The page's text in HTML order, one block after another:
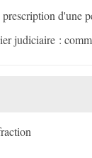
d'une
judiciaire :